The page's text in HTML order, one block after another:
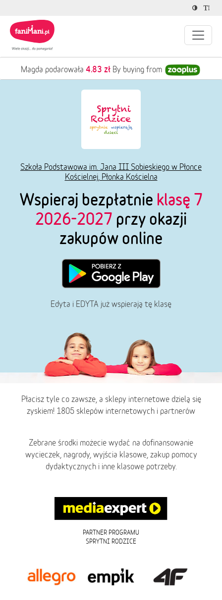
Magda podarowała 4.83 zł By buying from
Szkoła Podstawowa im. Jana III Sobieskiego w Płonce
Kościelnej, Płonka Kościelna
Wspieraj bezpłatnie klasę 7
2026-2027 przy okazji
zakupów online
Edyta i EDYTA już wspierają tę klasę
Płacisz tyle co zawsze, a sklepy internetowe dzielą się
zyskiem! 1805 sklepów internetowych i partnerów
Zebrane środki możecie wydać na dofinansowanie
wycieczek, nagrody, wyjścia klasowe, zakup pomocy
dydaktycznych i inne klasowe potrzeby.
PARTNER PROGRAMU
SPRYTNI RODZICE